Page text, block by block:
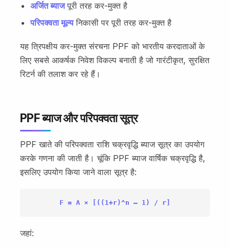
अर्जित ब्याजपूरी तरह कर-मुक्त है
परिपक्वता मूल्यनिकासी पर पूरी तरह कर-मुक्त है
यह त्रिपक्षीय कर-मुक्त संरचना PPF को भारतीय करदाताओं के
लिए सबसे आकर्षक निवेश विकल्प बनाती है जो गारंटीकृत, सुरक्षित
रिटर्न की तलाश कर रहे हैं।
PPF ब्याज और परिपक्वता सूत्र
PPF खाते की परिपक्वता राशि चक्रवृद्धि ब्याज सूत्र का उपयोग
करके गणना की जाती है। चूंकि PPF ब्याज वार्षिक चक्रवृद्धि है,
इसलिए उपयोग किया जाने वाला सूत्र है:
F = A × [((1+r)^n – 1) / r]
जहां: